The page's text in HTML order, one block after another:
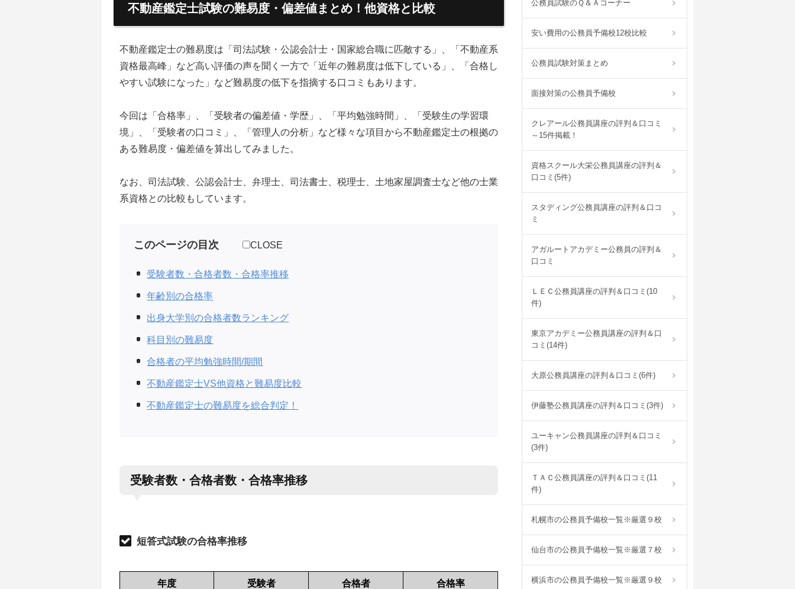
不動産鑑定士試験の難易度・偏差値まとめ！他資格と比較
不動産鑑定士の難易度は「司法試験・公認会計士・国家総合職に匹敵する」、「不動産系
資格最高峰」など高い評価の声を聞く一方で「近年の難易度は低下している」、「合格し
やすい試験になった」など難易度の低下を指摘する口コミもあります。
今回は「合格率」、「受験者の偏差値・学歴」、「平均勉強時間」、「受験生の学習環
境」、「受験者の口コミ」、「管理人の分析」など様々な項目から不動産鑑定士の根拠の
ある難易度・偏差値を算出してみました。
なお、司法試験、公認会計士、弁理士、司法書士、税理士、土地家屋調査士など他の士業
系資格との比較もしています。
このページの目次 CLOSE
受験者数・合格者数・合格率推移
年齢別の合格率
出身大学別の合格者数ランキング
科目別の難易度
合格者の平均勉強時間/期間
不動産鑑定士VS他資格と難易度比較
不動産鑑定士の難易度を総合判定！
受験者数・合格者数・合格率推移
短答式試験の合格率推移
年度 受験者 合格者 合格率
公務員試験のＱ＆Ａコーナー
安い費用の公務員予備校12校比較
公務員試験対策まとめ
面接対策の公務員予備校
クレアール公務員講座の評判＆口コミ
～15件掲載！
資格スクール大栄公務員講座の評判＆
口コミ(5件)
スタディング公務員講座の評判＆口コ
ミ
アガルートアカデミー公務員の評判＆
口コミ
ＬＥＣ公務員講座の評判＆口コミ(10
件)
東京アカデミー公務員講座の評判＆口
コミ(14件)
大原公務員講座の評判＆口コミ(6件)
伊藤塾公務員講座の評判＆口コミ(3件)
ユーキャン公務員講座の評判＆口コミ
(3件)
ＴＡＣ公務員講座の評判＆口コミ(11
件)
札幌市の公務員予備校一覧※厳選９校
仙台市の公務員予備校一覧※厳選７校
横浜市の公務員予備校一覧※厳選９校